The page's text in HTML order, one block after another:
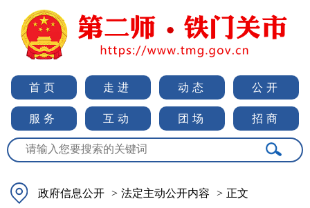
首页 走进 动态 公开
服务 互动 团场 招商
政府信息公开 > 法定主动公开内容 > 正文